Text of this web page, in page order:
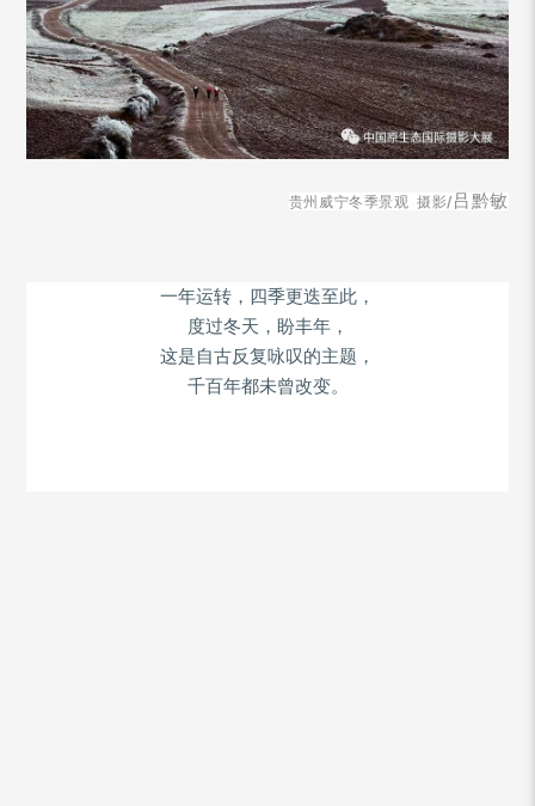
贵州威宁冬季景观 摄影/ 吕黔敏
一年运转，四季更迭至此，
度过冬天，盼丰年，
这是自古反复咏叹的主题，
千百年都未曾改变。